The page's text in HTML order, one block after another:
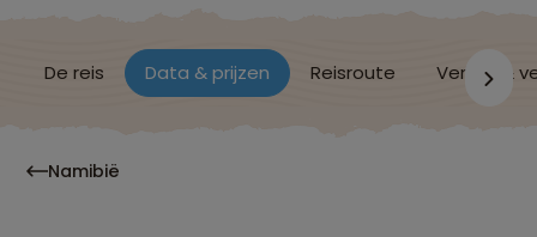
De reis Data & prijzen Reisroute Verblijf &
Namibië